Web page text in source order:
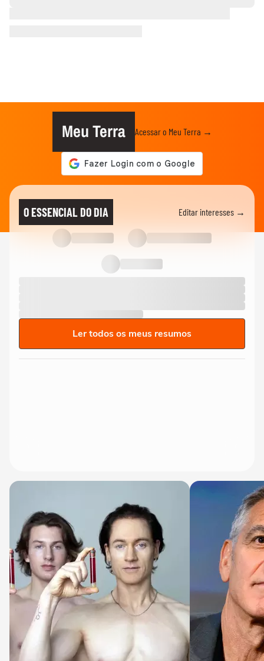
Meu Terra Acessar o Meu Terra →
O ESSENCIAL DO DIA Editar interesses →
Ler todos os meus resumos